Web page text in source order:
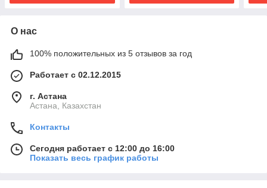
О нас
100% положительных из 5 отзывов за год
Работает с 02.12.2015
г. Астана
Астана, Казахстан
Контакты
Сегодня работает с 12:00 до 16:00
Показать весь график работы